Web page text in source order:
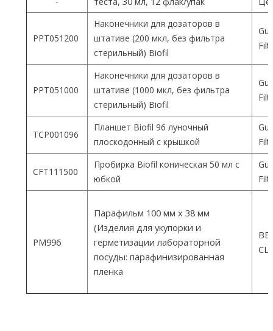
PPT051200
Наконечники для дозаторов в
штативе (200 мкл, без фильтра
стерильный) Biofil
PPT051000
Наконечники для дозаторов в
штативе (1000 мкл, без фильтра
стерильный) Biofil
TCP001096
Планшет Biofil 96 луночный
плоскодонный с крышкой
CFT111500
Пробирка Biofil коническая 50 мл с
юбкой
PM996
Парафильм 100 мм х 38 мм
(Изделия для укупорки и
герметизации лабораторной
посуды: парафинизированная
пленка